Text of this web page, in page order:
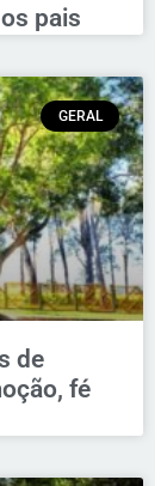
pais
GERAL
de
fé